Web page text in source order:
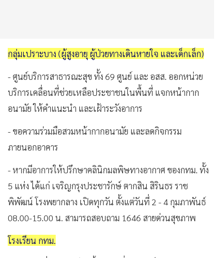
กลุ่มเปราะบาง (ผู้สูงอายุ ผู้ป่วยทางเดินหายใจ และเด็กเล็ก)
- ศูนย์บริการสาธารณะสุข ทั้ง 69 ศูนย์ และ อสส. ออกหน่วย
บริการเคลื่อนที่ช่วยเหลือประชาชนในพื้นที่ แจกหน้ากาก
อนามัย ให้คำแนะนำ และเฝ้าระวังอาการ
- ขอความร่วมมือสวมหน้ากากอนามัย และลดกิจกรรม
ภายนอกอาคาร
- หากมีอาการให้ปรึกษาคลินิกมลพิษทางอากาศ ของกทม. ทั้ง
5 แห่ง ได้แก่ เจริญกรุงประชารักษ์ ตากสิน สิรินธร ราช
พิพัฒน์ โรงพยากลาง เปิดทุกวัน ตั้งแต่วันที่ 2 - 4 กุมภาพันธ์
08.00-15.00 น. สามารถสอบถาม 1646 สายด่วนสุขภาพ
โรงเรียน กทม.